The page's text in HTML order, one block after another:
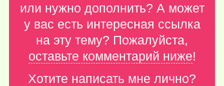
или нужно дополнить? А может
у вас есть интересная ссылка
на эту тему? Пожалуйста,
оставьте комментарий ниже!
Хотите написать мне лично?